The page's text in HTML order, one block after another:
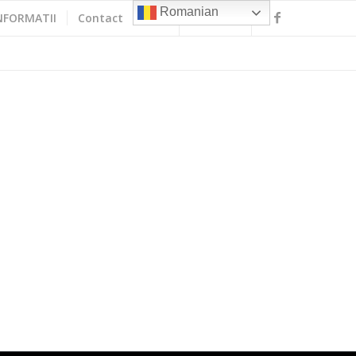
Contact Romanian